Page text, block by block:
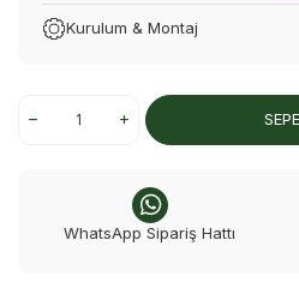
Kurulum & Montaj
WhatsApp Sipariş Hattı